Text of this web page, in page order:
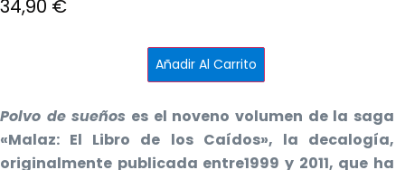
34,90 €
9
Añadir Al Carrito
Polvo de sueños es el noveno volumen de la saga
«Malaz: El Libro de los Caídos», la decalogía,
originalmente publicada entre1999 y 2011, que ha